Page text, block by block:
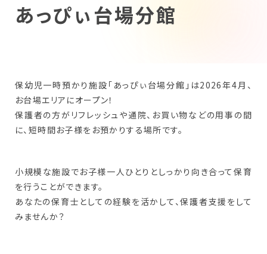
あっぴぃ台場分館
保幼児一時預かり施設「あっぴぃ台場分館」は2026年4月、
お台場エリアにオープン！
保護者の方がリフレッシュや通院、お買い物などの用事の間
に、短時間お子様をお預かりする場所です。
小規模な施設でお子様一人ひとりとしっかり向き合って保育
を行うことができます。
あなたの保育士としての経験を活かして、保護者支援をして
みませんか？